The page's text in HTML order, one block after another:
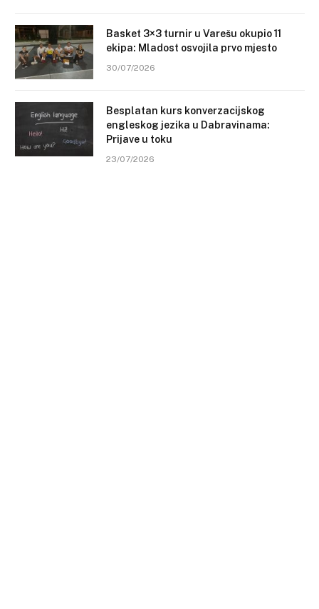
Basket 3×3 turnir u Varešu okupio 11
ekipa: Mladost osvojila prvo mjesto
30/07/2026
Besplatan kurs konverzacijskog
engleskog jezika u Dabravinama:
Prijave u toku
23/07/2026